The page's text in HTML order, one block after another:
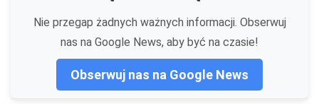
Nie przegap żadnych ważnych informacji. Obserwuj
nas na Google News, aby być na czasie!
Obserwuj nas na Google News